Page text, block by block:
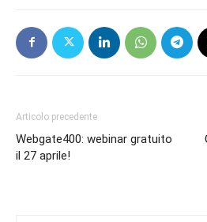
Articolo precedente
Webgate400: webinar gratuito
il 27 aprile!